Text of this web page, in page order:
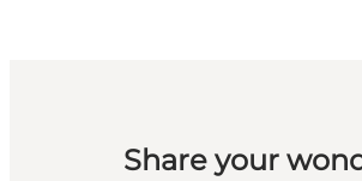
Share your